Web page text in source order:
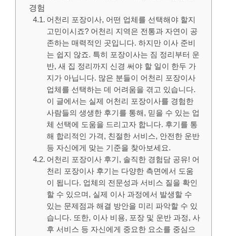
경험
어천리 포장이사, 어떤 업체를 선택해야 할지
고민이시죠? 어천리 지역은 전통과 자연이 공
존하는 매력적인 곳입니다. 하지만 이사 준비
는 쉽지 않죠. 특히 포장이사는 짐 정리부터 운
반, 새 집 정리까지 신경 써야 할 일이 한두 가
지가 아닙니다. 많은 분들이 어천리 포장이사
업체를 선택하는 데 어려움을 겪고 있습니다.
이 글에서는 실제 어천리 포장이사를 경험한
사람들의 생생한 후기를 통해, 믿을 수 있는 업
체 선택에 도움을 드리고자 합니다. 후기를 통
해 합리적인 가격, 친절한 서비스, 안전한 운반
등 자신에게 맞는 기준을 찾아보세요.
어천리 포장이사 후기, 솔직한 경험담 공유! 어
천리 포장이사 후기는 다양한 측면에서 도움
이 됩니다. 업체의 전문성과 서비스 질을 확인
할 수 있으며, 실제 이사 과정에서 발생할 수
있는 문제점과 해결 방안을 미리 파악할 수 있
습니다. 또한, 이사 비용, 포장 및 운반 과정, 사
후 서비스 등 자신에게 중요한 요소를 중심으